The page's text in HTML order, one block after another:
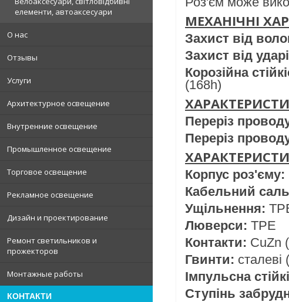
елементи, автоаксесуари
О нас
Отзывы
Услуги
Архитектурное освещение
Внутренние освещение
Промышленное освещение
Торговое освещение
Рекламное освещение
Дизайн и проектирование
Ремонт светильников и
прожекторов
Монтажные работы
КОНТАКТИ
МЕХАНІЧНІ
Захист від
Захист від
Корозійна
(168h)
Переріз
Переріз
Корпус роз'єму:
Кабельний
Ущільнення:
Люверси: TPE
Контакти: CuZn
Гвинти:
Імпульсна
Ступінь